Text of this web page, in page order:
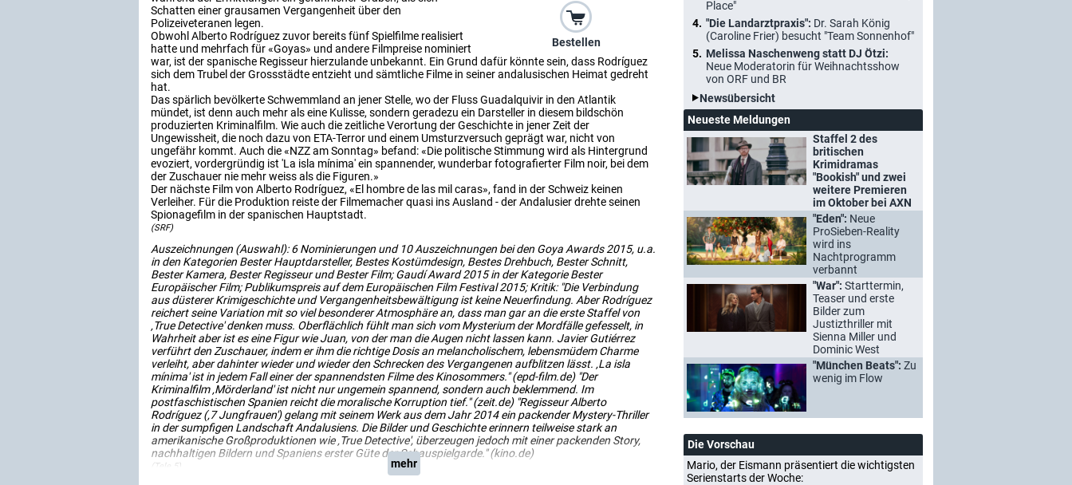
Bestellen
Schatten einer grausamen Vergangenheit über den
Polizeiveteranen legen.
Obwohl Alberto Rodríguez zuvor bereits fünf Spielfilme realisiert
hatte und mehrfach für «Goyas» und andere Filmpreise nominiert
war, ist der spanische Regisseur hierzulande unbekannt. Ein Grund dafür könnte sein, dass Rodríguez
sich dem Trubel der Grossstädte entzieht und sämtliche Filme in seiner andalusischen Heimat gedreht
hat.
Das spärlich bevölkerte Schwemmland an jener Stelle, wo der Fluss Guadalquivir in den Atlantik
mündet, ist denn auch mehr als eine Kulisse, sondern geradezu ein Darsteller in diesem bildschön
produzierten Kriminalfilm. Wie auch die zeitliche Verortung der Geschichte in jener Zeit der
Ungewissheit, die noch dazu von ETA-Terror und einem Umsturzversuch geprägt war, nicht von
ungefähr kommt. Auch die «NZZ am Sonntag» befand: «Die politische Stimmung wird als Hintergrund
evoziert, vordergründig ist 'La isla mínima' ein spannender, wunderbar fotografierter Film noir, bei dem
der Zuschauer nie mehr weiss als die Figuren.»
Der nächste Film von Alberto Rodríguez, «El hombre de las mil caras», fand in der Schweiz keinen
Verleiher. Für die Produktion reiste der Filmemacher quasi ins Ausland - der Andalusier drehte seinen
Spionagefilm in der spanischen Hauptstadt.
(SRF)
Auszeichnungen (Auswahl): 6 Nominierungen und 10 Auszeichnungen bei den Goya Awards 2015, u.a.
in den Kategorien Bester Hauptdarsteller, Bestes Kostümdesign, Bestes Drehbuch, Bester Schnitt,
Bester Kamera, Bester Regisseur und Bester Film; Gaudí Award 2015 in der Kategorie Bester
Europäischer Film; Publikumspreis auf dem Europäischen Film Festival 2015; Kritik: "Die Verbindung
aus düsterer Krimigeschichte und Vergangenheitsbewältigung ist keine Neuerfindung. Aber Rodríguez
reichert seine Variation mit so viel besonderer Atmosphäre an, dass man gar an die erste Staffel von
‚True Detective' denken muss. Oberflächlich fühlt man sich vom Mysterium der Mordfälle gefesselt, in
Wahrheit aber ist es eine Figur wie Juan, von der man die Augen nicht lassen kann. Javier Gutiérrez
verführt den Zuschauer, indem er ihm die richtige Dosis an melancholischem, lebensmüdem Charme
verleiht, aber dahinter wieder und wieder den Schrecken des Vergangenen aufblitzen lässt. ‚La isla
mínima' ist in jedem Fall einer der spannendsten Filme des Kinosommers." (epd-film.de) "Der
Kriminalfilm ‚Mörderland' ist nicht nur ungemein spannend, sondern auch beklemmend. Im
postfaschistischen Spanien reicht die moralische Korruption tief." (zeit.de) "Regisseur Alberto
Rodríguez (‚7 Jungfrauen') gelang mit seinem Werk aus dem Jahr 2014 ein packender Mystery-Thriller
in der sumpfigen Landschaft Andalusiens. Die Bilder und Geschichte erinnern teilweise stark an
amerikanische Großproduktionen wie ‚True Detective', überzeugen jedoch mit einer packenden Story,
nachhaltigen Bildern und Spaniens erster Güte der Schauspielgarde." (kino.de)
(Tele 5) mehr
Place"
"Die Landarztpraxis": Dr. Sarah König
(Caroline Frier) besucht "Team Sonnenhof"
Melissa Naschenweng statt DJ Ötzi:
Neue Moderatorin für Weihnachtsshow
von ORF und BR
Newsübersicht
Neueste Meldungen
Staffel 2 des
britischen
Krimidramas
"Bookish" und zwei
weitere Premieren
im Oktober bei AXN
"Eden": Neue
ProSieben-Reality
wird ins
Nachtprogramm
verbannt
"War": Starttermin,
Teaser und erste
Bilder zum
Justizthriller mit
Sienna Miller und
Dominic West
"München Beats": Zu
wenig im Flow
Die Vorschau
Mario, der Eismann präsentiert die wichtigsten
Serienstarts der Woche: